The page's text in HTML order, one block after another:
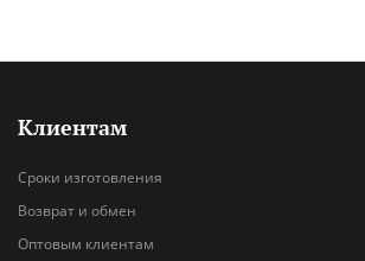
Клиентам
Сроки изготовления
Возврат и обмен
Оптовым клиентам